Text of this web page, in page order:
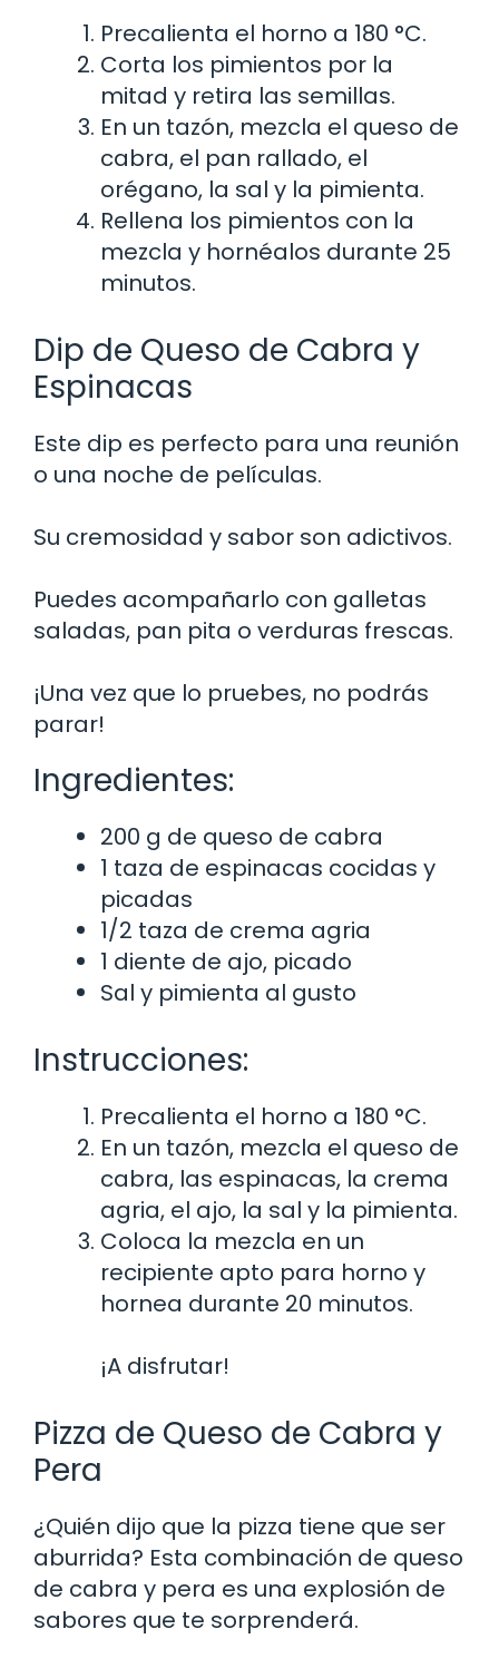
Precalienta el horno a 180 °C.
Corta los pimientos por la
mitad y retira las semillas.
En un tazón, mezcla el queso de
cabra, el pan rallado, el
orégano, la sal y la pimienta.
Rellena los pimientos con la
mezcla y hornéalos durante 25
minutos.
Dip de Queso de Cabra y
Espinacas
Este dip es perfecto para una reunión
o una noche de películas.
Su cremosidad y sabor son adictivos.
Puedes acompañarlo con galletas
saladas, pan pita o verduras frescas.
¡Una vez que lo pruebes, no podrás
parar!
Ingredientes:
200 g de queso de cabra
1 taza de espinacas cocidas y
picadas
1/2 taza de crema agria
1 diente de ajo, picado
Sal y pimienta al gusto
Instrucciones:
Precalienta el horno a 180 °C.
En un tazón, mezcla el queso de
cabra, las espinacas, la crema
agria, el ajo, la sal y la pimienta.
Coloca la mezcla en un
recipiente apto para horno y
hornea durante 20 minutos.
¡A disfrutar!
Pizza de Queso de Cabra y
Pera
¿Quién dijo que la pizza tiene que ser
aburrida? Esta combinación de queso
de cabra y pera es una explosión de
sabores que te sorprenderá.